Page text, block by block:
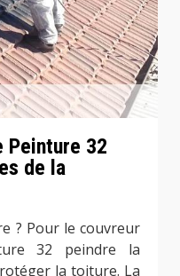
Peinture 32
de la
? Pour le couvreur
32 peindre la
la toiture. La